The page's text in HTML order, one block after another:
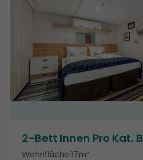
2-Bett Innen Pro Kat. B
Wohnfläche 17m²